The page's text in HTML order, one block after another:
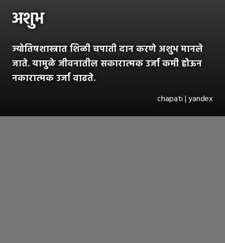
अशुभ
ज्योतिषशास्त्रात शिळी चपाती दान करणे अशुभ मानले
जाते. यामुळे जीवनातील सकारात्मक उर्जा कमी होऊन
नकारात्मक उर्जा वाढते.
chapati | yandex